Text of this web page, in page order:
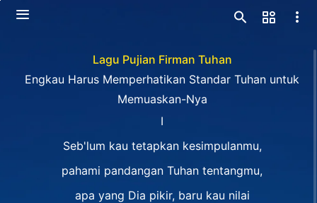
Lagu Pujian Firman Tuhan
Engkau Harus Memperhatikan Standar Tuhan untuk
Memuaskan-Nya
Ⅰ
Seb'lum kau tetapkan kesimpulanmu,
pahami pandangan Tuhan tentangmu,
apa yang Dia pikir, baru kau nilai